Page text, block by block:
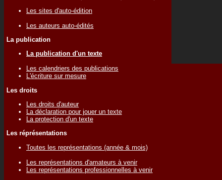
Les sites d'auto-édition
Les auteurs auto-édités
La publication
La publication d'un texte
Les calendriers des publications
L'écriture sur mesure
Les droits
Les droits d'auteur
La déclaration pour jouer un texte
La protection d'un texte
Les réprésentations
Toutes les représentations (année & mois)
Les représentations d'amateurs à venir
Les représentations professionnelles à venir